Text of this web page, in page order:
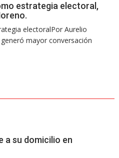
estrategia electoral,
electoralPor Aurelio
mayor conversación
a su domicilio en